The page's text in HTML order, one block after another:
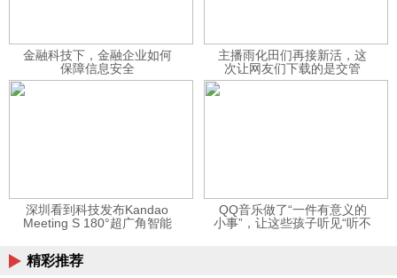
金融科技下，金融企业如何
保障信息安全
主播雨化田们再接新活，这
次让网友们下载的是交管
12123APP
深圳看到科技发布Kandao
Meeting S 180°超广角智能
QQ音乐做了“一件有意义的
小事”，让这些孩子听见“听不
精彩推荐